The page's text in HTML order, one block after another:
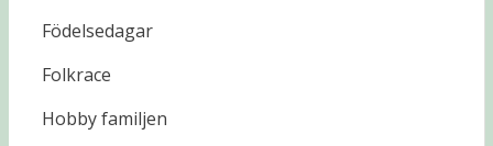
Födelsedagar
Folkrace
Hobby familjen